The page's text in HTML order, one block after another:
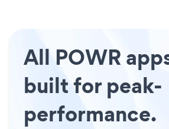
All POWR
built for peak-
performance.